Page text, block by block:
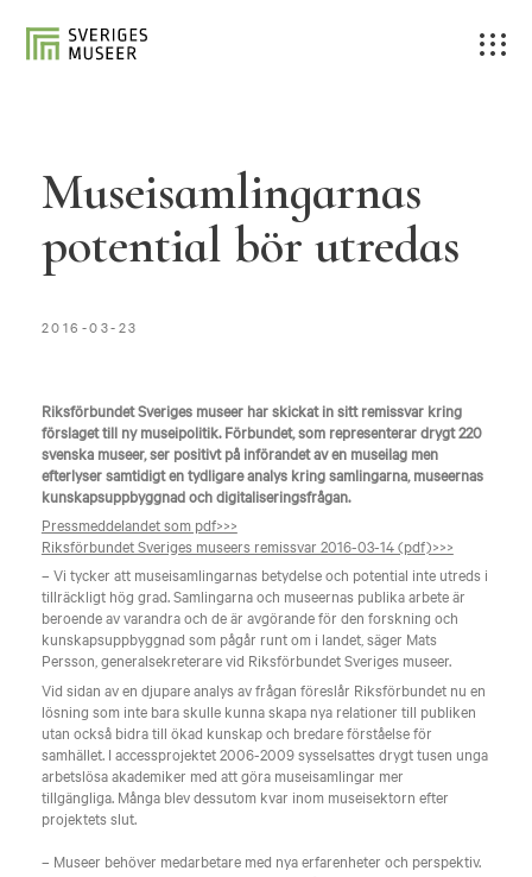
Museisamlingarnas
potential bör utredas
2016-03-23
Riksförbundet Sveriges museer har skickat in sitt remissvar kring
förslaget till ny museipolitik. Förbundet, som representerar drygt 220
svenska museer, ser positivt på införandet av en museilag men
efterlyser samtidigt en tydligare analys kring samlingarna, museernas
kunskapsuppbyggnad och digitaliseringsfrågan.
Pressmeddelandet som pdf>>>
Riksförbundet Sveriges museers remissvar 2016-03-14 (pdf)>>>
– Vi tycker att museisamlingarnas betydelse och potential inte utreds i
tillräckligt hög grad. Samlingarna och museernas publika arbete är
beroende av varandra och de är avgörande för den forskning och
kunskapsuppbyggnad som pågår runt om i landet, säger Mats
Persson, generalsekreterare vid Riksförbundet Sveriges museer.
Vid sidan av en djupare analys av frågan föreslår Riksförbundet nu en
lösning som inte bara skulle kunna skapa nya relationer till publiken
utan också bidra till ökad kunskap och bredare förståelse för
samhället. I accessprojektet 2006-2009 sysselsattes drygt tusen unga
arbetslösa akademiker med att göra museisamlingar mer
tillgängliga. Många blev dessutom kvar inom museisektorn efter
projektets slut.
– Museer behöver medarbetare med nya erfarenheter och perspektiv.